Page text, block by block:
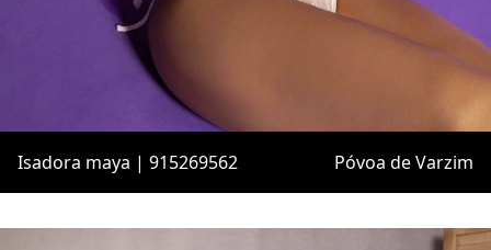
Isadora maya | 915269562 Póvoa de Varzim